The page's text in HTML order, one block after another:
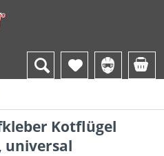
Kotflügel
universal